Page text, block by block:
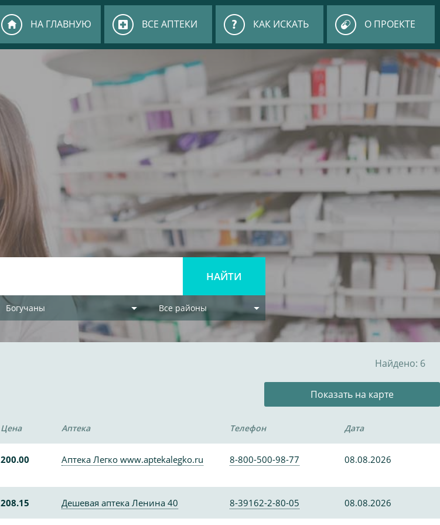
НА ГЛАВНУЮ ВСЕ АПТЕКИ КАК ИСКАТЬ О ПРОЕКТЕ
Богучаны Все районы
Найдено: 6
Показать на карте
Цена Аптека Телефон Дата
200.00 Аптека Легко www.aptekalegko.ru 8-800-500-98-77 08.08.2026
208.15 Дешевая аптека Ленина 40 8-39162-2-80-05 08.08.2026